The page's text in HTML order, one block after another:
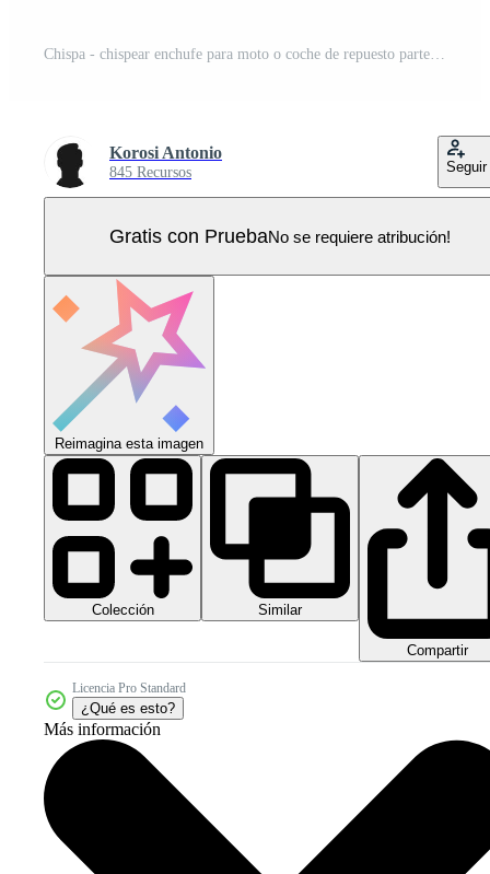
Chispa - chispear enchufe para moto o coche de repuesto partes Chispa - chispear enchufar, plano dibujos animados ilustración fondo, negro Vector Pro
Korosi Antonio
845 Recursos Seguir
Gratis con PruebaNo se requiere atribución!
Reimagina esta imagen
Colección Similar
Compartir
Licencia Pro Standard
¿Qué es esto?
Más información